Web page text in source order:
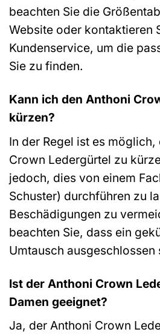
beachten Sie die
Website oder kontaktieren
Kundenservice, um die
Sie zu finden.
Kann ich den Anthoni
kürzen?
In der Regel ist es möglich,
Crown Ledergürtel zu
jedoch, dies von einem
Schuster) durchführen zu
Beschädigungen zu
beachten Sie, dass ein
Umtausch ausgeschlossen
Ist der Anthoni Crown
Damen geeignet?
Ja, der Anthoni Crown